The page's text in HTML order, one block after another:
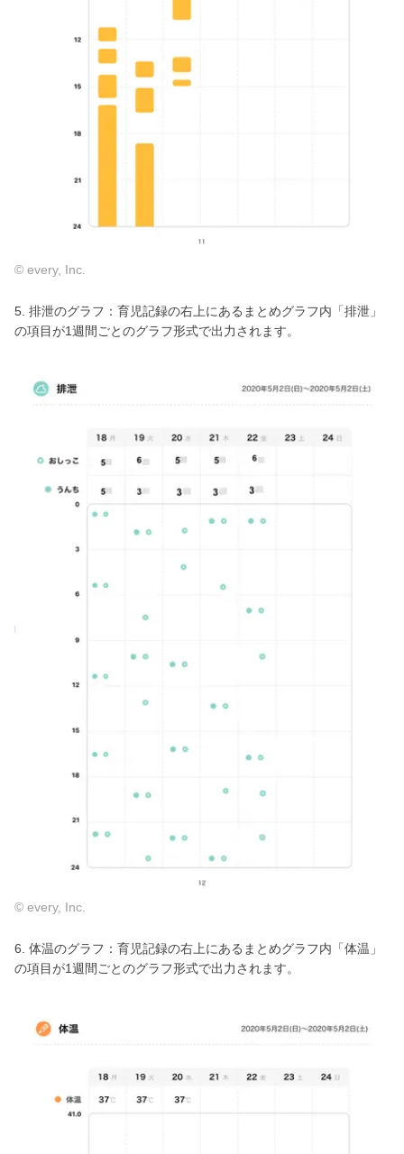
© every, Inc.
5. 排泄のグラフ：育児記録の右上にあるまとめグラフ内「排泄」
の項目が1週間ごとのグラフ形式で出力されます。
© every, Inc.
6. 体温のグラフ：育児記録の右上にあるまとめグラフ内「体温」
の項目が1週間ごとのグラフ形式で出力されます。